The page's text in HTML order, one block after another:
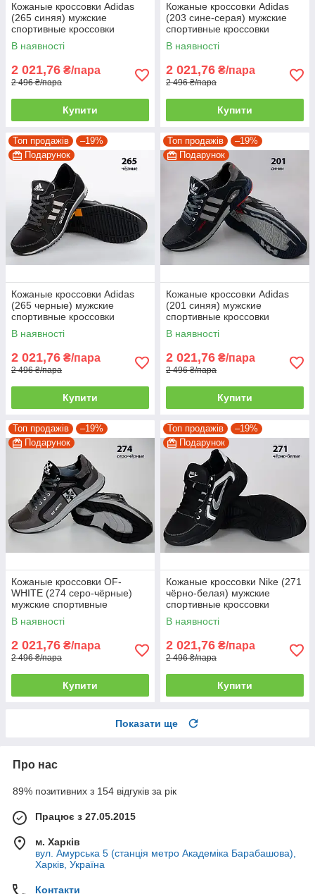
Кожаные кроссовки Adidas
(265 синяя) мужские
спортивные кроссовки
шкіряні чоловічі 42
В наявності
2 021,76 ₴/пара
2 496 ₴/пара
Купити
Кожаные кроссовки Adidas
(203 сине-серая) мужские
спортивные кроссовки
шкіряні чоловічі
В наявності
2 021,76 ₴/пара
2 496 ₴/пара
Купити
Топ продажів
–19%
Подарунок
Кожаные кроссовки Adidas
(265 черные) мужские
спортивные кроссовки
шкіряні чоловічі 39
В наявності
2 021,76 ₴/пара
2 496 ₴/пара
Купити
Топ продажів
–19%
Подарунок
Кожаные кроссовки Adidas
(201 синяя) мужские
спортивные кроссовки
шкіряні чоловічі
В наявності
2 021,76 ₴/пара
2 496 ₴/пара
Купити
Топ продажів
–19%
Подарунок
Кожаные кроссовки OF-
WHITE (274 серо-чёрные)
мужские спортивные
кроссовки шкіряні чоловічі
В наявності
2 021,76 ₴/пара
2 496 ₴/пара
Купити
Топ продажів
–19%
Подарунок
Кожаные кроссовки Nike (271
чёрно-белая) мужские
спортивные кроссовки
шкіряні чоловічі
В наявності
2 021,76 ₴/пара
2 496 ₴/пара
Купити
Показати ще
Про нас
89% позитивних з 154 відгуків за рік
Працює з 27.05.2015
м. Харків
вул. Амурська 5 (станція метро Академіка Барабашова),
Харків, Україна
Контакти